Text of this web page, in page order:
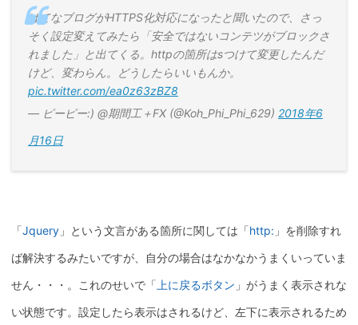
はてなブログがHTTPS化対応になったと聞いたので、さっ
そく設定変えてみたら「安全ではないコンテツがブロックさ
れました」と出てくる。httpの箇所はsつけて変更したんだ
けど、変わらん。どうしたらいいもんか。
pic.twitter.com/ea0z63zBZ8
— ピーピー:) @期間工＋FX (@Koh_Phi_Phi_629) 2018年6
月16日
「Jquery 」という文言がある箇所に関しては「http: 」を削除すれ
ば解決するみたいですが、自分の場合はなかなかうまくいっていま
せん・・・。これのせいで「 上に戻るボタン 」がうまく表示されな
い状態です。設定したら表示はされるけど、左下に表示されるため